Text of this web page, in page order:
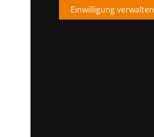
Einwilligung verwalten